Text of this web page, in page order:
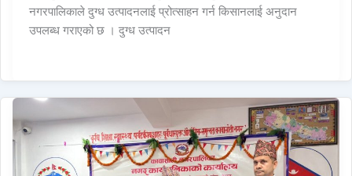
नगरपालिकाले दुग्ध उत्पादनलाई प्रोत्साहन गर्न किसानलाई अनुदान
उपलब्ध गराएको छ । दुग्ध उत्पादन